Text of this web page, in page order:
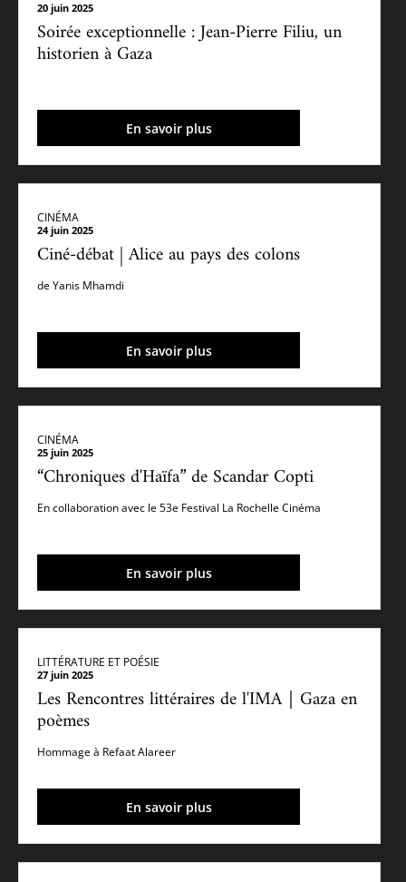
20 juin 2025
Soirée exceptionnelle : Jean-Pierre Filiu, un
historien à Gaza
En savoir plus
CINÉMA
24 juin 2025
Ciné-débat | Alice au pays des colons
de Yanis Mhamdi
En savoir plus
CINÉMA
25 juin 2025
“Chroniques d'Haïfa” de Scandar Copti
En collaboration avec le 53e Festival La Rochelle Cinéma
En savoir plus
LITTÉRATURE ET POÉSIE
27 juin 2025
Les Rencontres littéraires de l'IMA｜Gaza en
poèmes
Hommage à Refaat Alareer
En savoir plus